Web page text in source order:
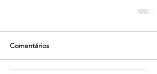
Comentários